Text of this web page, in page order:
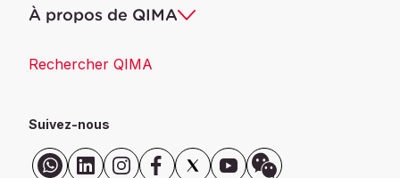
À propos de QIMA
Rechercher QIMA
Suivez-nous